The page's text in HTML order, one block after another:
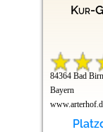
Kur-
84364 Bad
Bayern